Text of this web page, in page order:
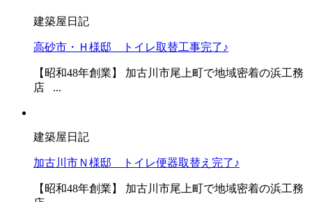
建築屋日記
高砂市・Ｈ様邸 トイレ取替工事完了♪
【昭和48年創業】 加古川市尾上町で地域密着の浜工務
店 ...
建築屋日記
加古川市Ｎ様邸 トイレ便器取替え完了♪
【昭和48年創業】 加古川市尾上町で地域密着の浜工務